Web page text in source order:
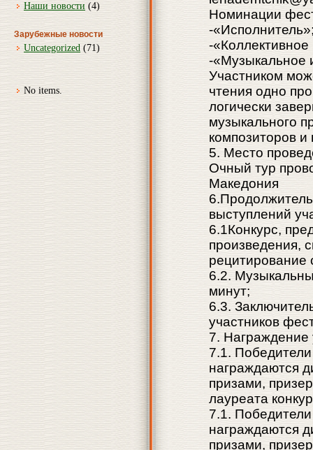
Наши новости (4)
Зарубежные новости
Uncategorized (71)
No items.
Номинации
-
-
-«Музыкальное
Участником
чтения одно
логически
музыкального
композиторов
5. Место
Очный тур
Македония
выступлений
6.1Конкурс,
произведения,
рецитирование
6.2.
минут;
6.3.
участников
7. Награждение
7.1.
награждаются
призами,
лауреата
7.1.
награждаются
призами,